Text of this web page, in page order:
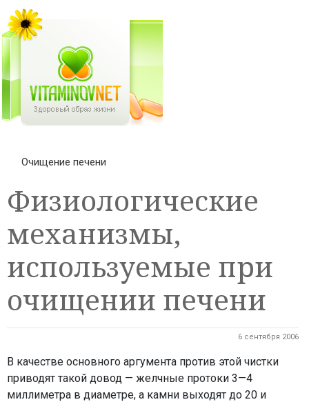
Очищение печени
Физиологические
механизмы,
используемые при
очищении печени
6 сентября 2006
В качестве основного аргумента против этой чистки
приводят такой довод — желчные протоки 3—4
миллиметра в диаметре, а камни выходят до 20 и